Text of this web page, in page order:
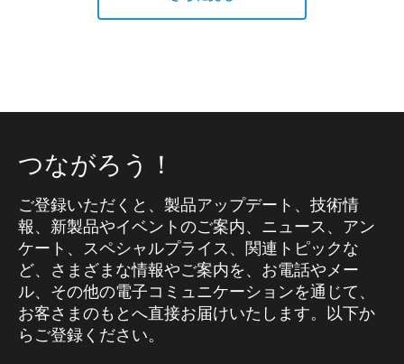
つながろう！
ご登録いただくと、製品アップデート、技術情
報、新製品やイベントのご案内、ニュース、アン
ケート、スペシャルプライス、関連トピックな
ど、さまざまな情報やご案内を、お電話やメー
ル、その他の電子コミュニケーションを通じて、
お客さまのもとへ直接お届けいたします。以下か
らご登録ください。